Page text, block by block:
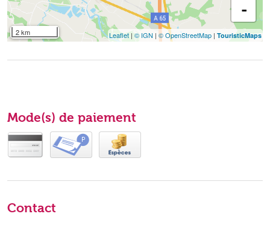
2 km
-
Leaflet | © IGN | © OpenStreetMap | TouristicMaps
Mode(s) de paiement
Contact